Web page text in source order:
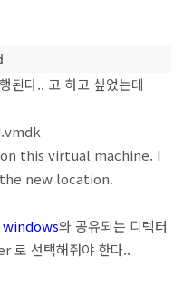
된다.. 고 하고 싶었는데
this virtual machine. I
new location.
windows와 공유되는 디렉터
로 선택해줘야 한다..